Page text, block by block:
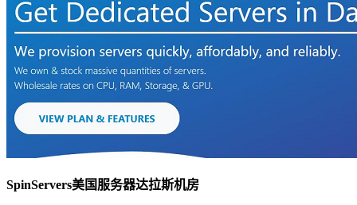
SpinServers美国服务器达拉斯机房